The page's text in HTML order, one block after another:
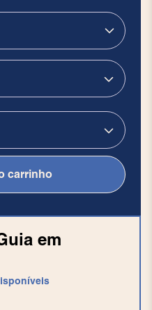
em
carrinho